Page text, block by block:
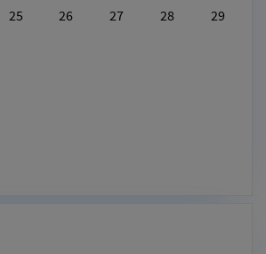
25 26 27 28 29